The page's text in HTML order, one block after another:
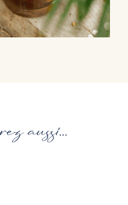
aussi…